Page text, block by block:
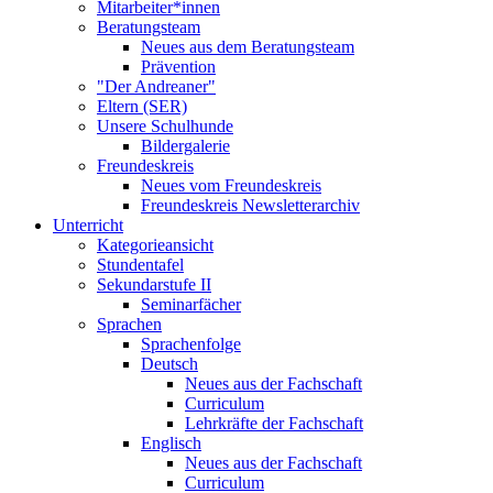
Mitarbeiter*innen
Beratungsteam
Neues aus dem Beratungsteam
Prävention
"Der Andreaner"
Eltern (SER)
Unsere Schulhunde
Bildergalerie
Freundeskreis
Neues vom Freundeskreis
Freundeskreis Newsletterarchiv
Unterricht
Kategorieansicht
Stundentafel
Sekundarstufe II
Seminarfächer
Sprachen
Sprachenfolge
Deutsch
Neues aus der Fachschaft
Curriculum
Lehrkräfte der Fachschaft
Englisch
Neues aus der Fachschaft
Curriculum